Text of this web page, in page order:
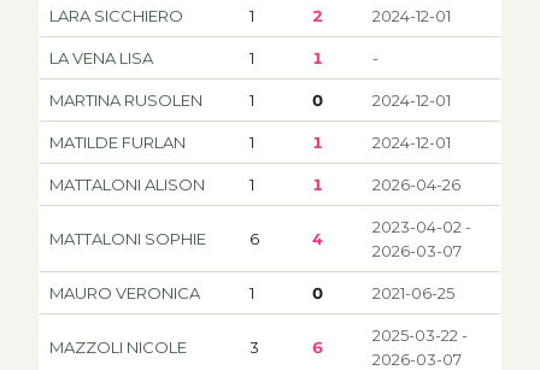
LARA SICCHIERO 1 2 2024-12-01
LA VENA LISA 1 1 -
MARTINA RUSOLEN 1 0 2024-12-01
MATILDE FURLAN 1 1 2024-12-01
MATTALONI ALISON 1 1 2026-04-26
MATTALONI SOPHIE 6 4
2023-04-02 -
2026-03-07
MAURO VERONICA 1 0 2021-06-25
MAZZOLI NICOLE 3 6
2025-03-22 -
2026-03-07